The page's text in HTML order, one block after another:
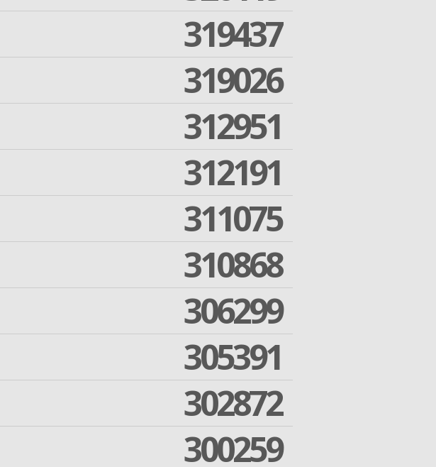
319437
319026
312951
312191
311075
310868
306299
305391
302872
300259